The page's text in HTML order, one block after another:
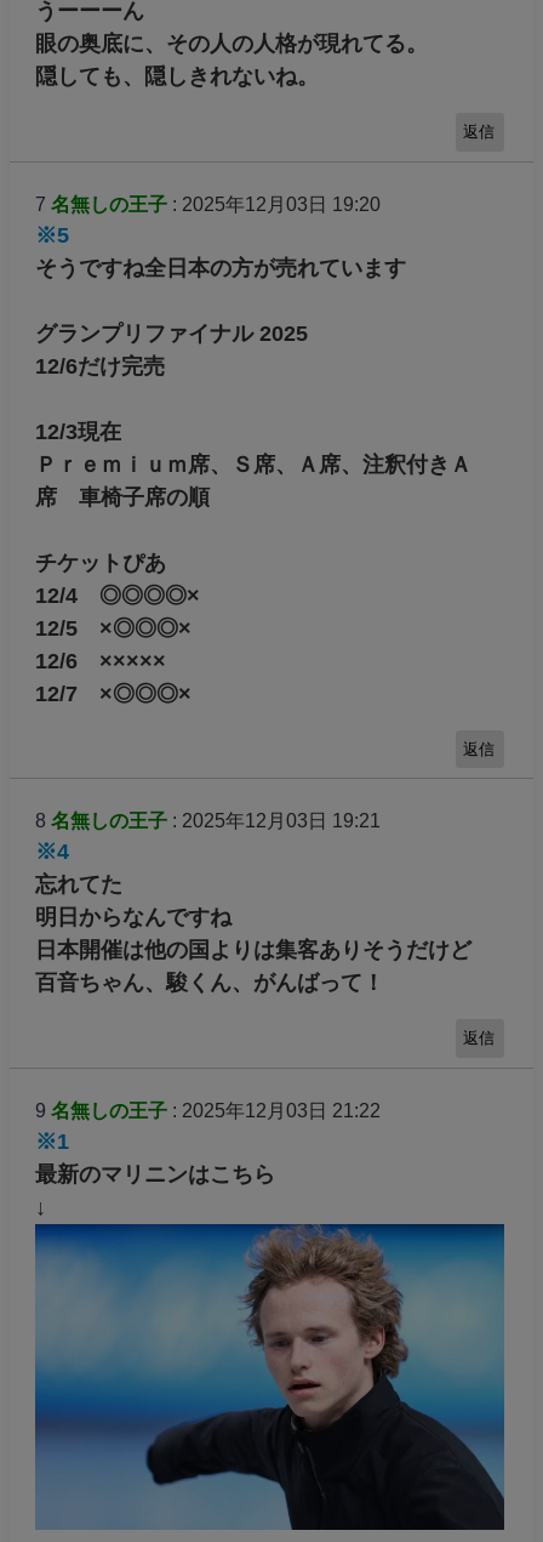
うーーーん
眼の奥底に、その人の人格が現れてる。
隠しても、隠しきれないね。
返信
7 名無しの王子: 2025年12月03日 19:20
※5
そうですね全日本の方が売れています
グランプリファイナル 2025
12/6だけ完売
12/3現在
Ｐｒｅｍｉｕｍ席、Ｓ席、Ａ席、注釈付きＡ
席 車椅子席の順
チケットぴあ
12/4 ◎◎◎◎×
12/5 ×◎◎◎×
12/6 ×××××
12/7 ×◎◎◎×
返信
8 名無しの王子: 2025年12月03日 19:21
※4
忘れてた
明日からなんですね
日本開催は他の国よりは集客ありそうだけど
百音ちゃん、駿くん、がんばって！
返信
9 名無しの王子: 2025年12月03日 21:22
※1
最新のマリニンはこちら
↓